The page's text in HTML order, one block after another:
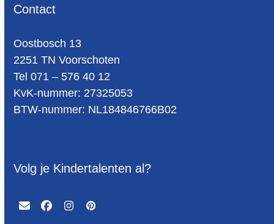
Contact
Oost­bosch 13
2251 TN Voorschoten
Tel 071 – 576 40 12
KvK-nummer: 27325053
BTW-num­mer: NL184846766B02
Volg je Kindertalenten al?
EmailFacebook
Instagram
Pinterest